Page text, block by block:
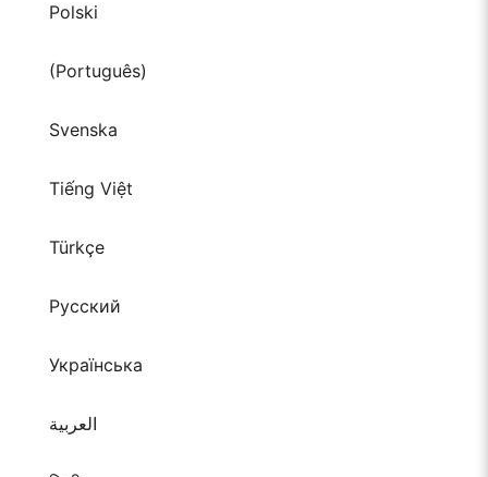
Polski
(Português)
Svenska
Tiếng Việt
Türkçe
Русский
Українська
العربية